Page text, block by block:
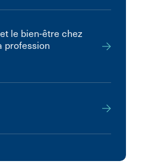
le bien-être chez
profession